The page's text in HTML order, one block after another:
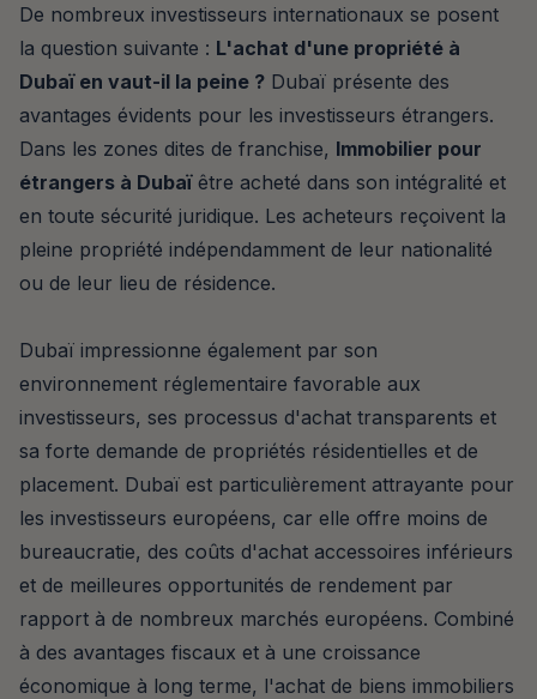
De nombreux investisseurs internationaux se posent
la question suivante : L'achat d'une propriété à
Dubaï en vaut-il la peine ? Dubaï présente des
avantages évidents pour les investisseurs étrangers.
Dans les zones dites de franchise, Immobilier pour
étrangers à Dubaïêtre acheté dans son intégralité et
en toute sécurité juridique. Les acheteurs reçoivent la
pleine propriété indépendamment de leur nationalité
ou de leur lieu de résidence.
Dubaï impressionne également par son
environnement réglementaire favorable aux
investisseurs, ses processus d'achat transparents et
sa forte demande de propriétés résidentielles et de
placement. Dubaï est particulièrement attrayante pour
les investisseurs européens, car elle offre moins de
bureaucratie, des coûts d'achat accessoires inférieurs
et de meilleures opportunités de rendement par
rapport à de nombreux marchés européens. Combiné
à des avantages fiscaux et à une croissance
économique à long terme, l'achat de biens immobiliers